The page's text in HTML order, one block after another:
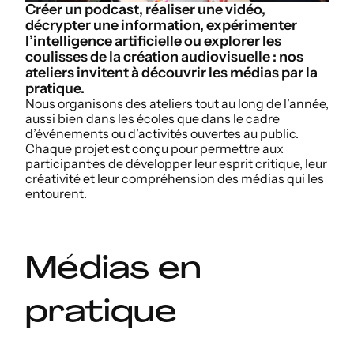
Créer un podcast, réaliser une vidéo,
décrypter une information, expérimenter
l’intelligence artificielle ou explorer les
coulisses de la création audiovisuelle : nos
ateliers invitent à découvrir les médias par la
pratique.
Nous organisons des ateliers tout au long de l’année,
aussi bien dans les écoles que dans le cadre
d’événements ou d’activités ouvertes au public.
Chaque projet est conçu pour permettre aux
participant·es de développer leur esprit critique, leur
créativité et leur compréhension des médias qui les
entourent.
Médias en
pratique